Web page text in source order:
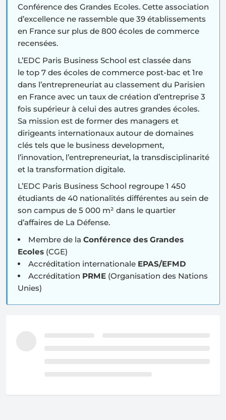
Conférence des Grandes Ecoles. Cette association
d’excellence ne rassemble que 39 établissements
en France sur plus de 800 écoles de commerce
recensées.
L’EDC Paris Business School est classée dans
le top 7 des écoles de commerce post-bac et 1re
dans l’entrepreneuriat au classement du Parisien
en France avec un taux de création d’entreprise 3
fois supérieur à celui des autres grandes écoles.
Sa mission est de former des managers et
dirigeants internationaux autour de domaines
clés tels que le business development,
l’innovation, l’entrepreneuriat, la transdisciplinarité
et la transformation digitale.
L’EDC Paris Business School regroupe 1 450
étudiants de 40 nationalités différentes au sein de
son campus de 5 000 m² dans le quartier
d’affaires de La Défense.
Membre de laConférence des Grandes
Ecoles (CGE)
Accréditation internationale EPAS/EFMD
Accréditation PRME (Organisation des Nations
Unies)